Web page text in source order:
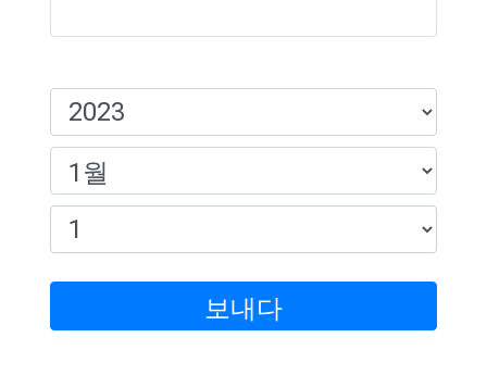
보내다